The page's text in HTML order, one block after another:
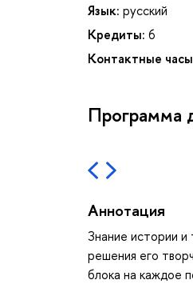
Язык: русский
Кредиты: 6
Контактные
Программа
Аннотация
Знание истории и
решения его
блока на каждое